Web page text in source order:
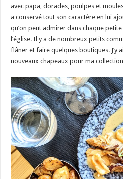
avec papa, dorades, poulpes et
a conservé tout son caractère en lui
qu’on peut admirer dans chaque
l’église. Il y a de nombreux petits
flâner et faire quelques boutiques. J’y
nouveaux chapeaux pour ma